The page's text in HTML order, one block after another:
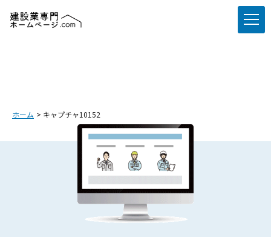
ホーム キャプチャ10152